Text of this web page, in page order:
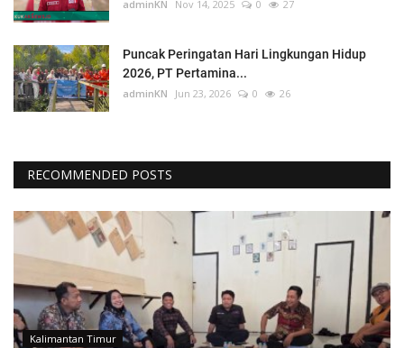
adminKN Nov 14, 2025 0 27
Puncak Peringatan Hari Lingkungan Hidup
2026, PT Pertamina...
adminKN Jun 23, 2026 0 26
RECOMMENDED POSTS
Kalimantan Timur